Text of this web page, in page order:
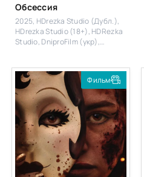
Обсессия
2025, HDrezka Studio (Дубл.),
HDrezka Studio (18+), HDRezka
Studio, DniproFilm (укр),
Фильм